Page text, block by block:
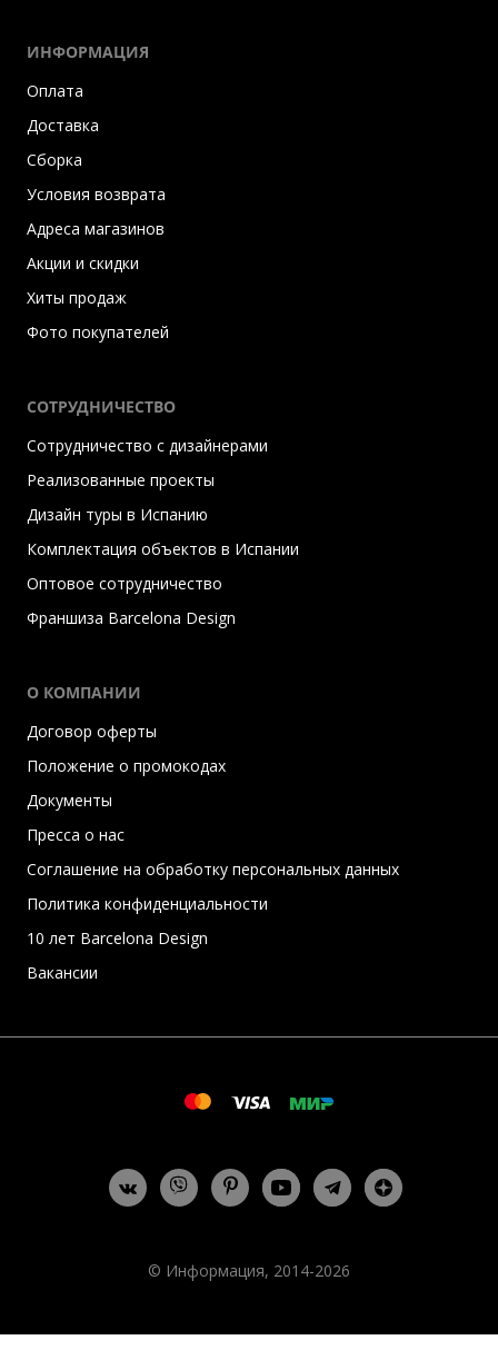
ИНФОРМАЦИЯ
Оплата
Доставка
Сборка
Условия возврата
Адреса магазинов
Акции и скидки
Хиты продаж
Фото покупателей
СОТРУДНИЧЕСТВО
Сотрудничество с дизайнерами
Реализованные проекты
Дизайн туры в Испанию
Комплектация объектов в Испании
Оптовое сотрудничество
Франшиза Barcelona Design
О КОМПАНИИ
Договор оферты
Положение о промокодах
Документы
Пресса о нас
Соглашение на обработку персональных данных
Политика конфиденциальности
10 лет Barcelona Design
Вакансии
© Информация, 2014-2026